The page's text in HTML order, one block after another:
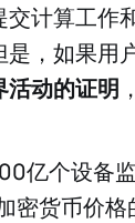
计算工作
，如果用
活动的证明
亿个设备
货币价格